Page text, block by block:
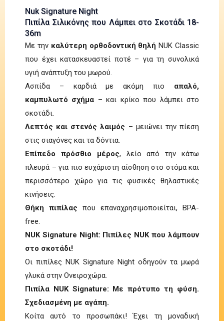
Nuk Signature Night
Πιπίλα Σιλικόνης που Λάμπει στο Σκοτάδι 18-
36m
Με την καλύτερη ορθοδοντική θηλή NUK Classic
που έχει κατασκευαστεί ποτέ – για τη συνολικά
υγιή ανάπτυξη του μωρού.
Ασπίδα – καρδιά με ακόμη πιο απαλό,
καμπυλωτό σχήμα – και κρίκο που λάμπει στο
σκοτάδι.
Λεπτός και στενός λαιμός – μειώνει την πίεση
στις σιαγόνες και τα δόντια.
Επίπεδο πρόσθιο μέρος, λείο από την κάτω
πλευρά – για πιο ευχάριστη αίσθηση στο στόμα και
περισσότερο χώρο για τις φυσικές θηλαστικές
κινήσεις.
Θήκη πιπίλας που επαναχρησιμοποιείται, BPA-
free.
NUK Signature Night: Πιπίλες NUK που λάμπουν
στο σκοτάδι!
Οι πιπίλες NUK Signature Night οδηγούν τα μωρά
γλυκά στην Ονειροχώρα.
Πιπίλα NUK Signature: Με πρότυπο τη φύση.
Σχεδιασμένη με αγάπη.
Κοίτα αυτό το προσωπάκι! Έχει τη μοναδική